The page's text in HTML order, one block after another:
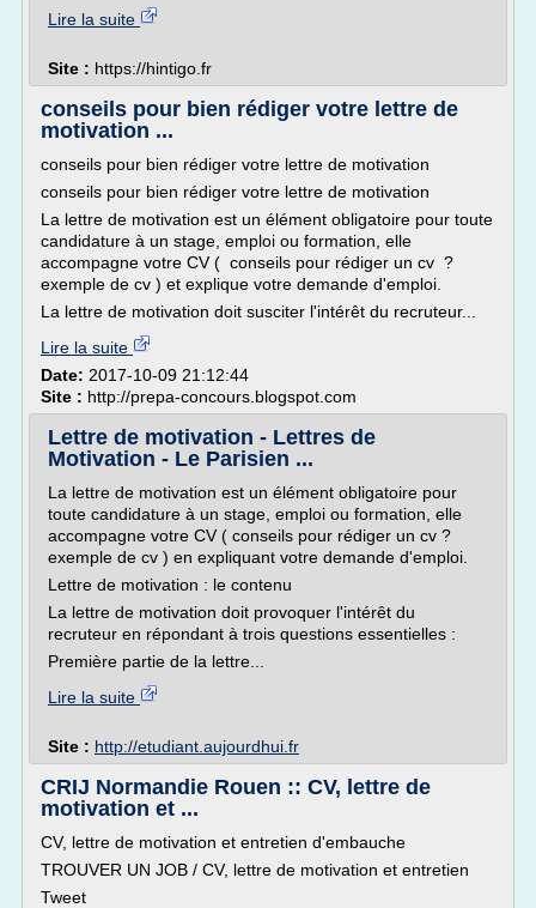
Lire la suite
Site : https://hintigo.fr
conseils pour bien rédiger votre lettre de
motivation ...
conseils pour bien rédiger votre lettre de motivation
conseils pour bien rédiger votre lettre de motivation
La lettre de motivation est un élément obligatoire pour toute
candidature à un stage, emploi ou formation, elle
accompagne votre CV ( conseils pour rédiger un cv ?
exemple de cv ) et explique votre demande d'emploi.
La lettre de motivation doit susciter l'intérêt du recruteur...
Lire la suite
Date: 2017-10-09 21:12:44
Site : http://prepa-concours.blogspot.com
Lettre de motivation - Lettres de
Motivation - Le Parisien ...
La lettre de motivation est un élément obligatoire pour
toute candidature à un stage, emploi ou formation, elle
accompagne votre CV ( conseils pour rédiger un cv ?
exemple de cv ) en expliquant votre demande d'emploi.
Lettre de motivation : le contenu
La lettre de motivation doit provoquer l'intérêt du
recruteur en répondant à trois questions essentielles :
Première partie de la lettre...
Lire la suite
Site : http://etudiant.aujourdhui.fr
CRIJ Normandie Rouen :: CV, lettre de
motivation et ...
CV, lettre de motivation et entretien d'embauche
TROUVER UN JOB / CV, lettre de motivation et entretien
Tweet